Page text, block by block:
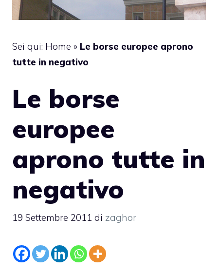
Sei qui: Home » Le borse europee aprono
tutte in negativo
Le borse
europee
aprono tutte in
negativo
19 Settembre 2011 di zaghor